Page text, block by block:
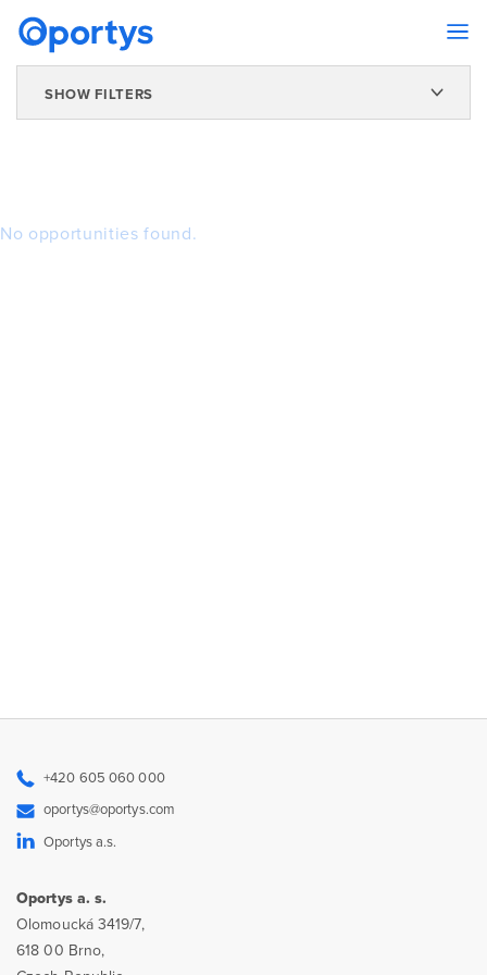
SHOW FILTERS
No opportunities found.
+420 605 060 000
oportys@oportys.com
Oportys a.s.
Oportys a. s.
Olomoucká 3419/7,
618 00 Brno,